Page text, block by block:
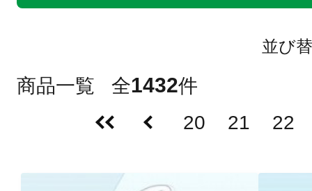
並び
商品一覧 全1432件
20
21 22